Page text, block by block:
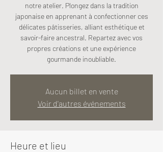
notre atelier. Plongez dans la tradition
japonaise en apprenant à confectionner ces
délicates pâtisseries, alliant esthétique et
savoir-faire ancestral. Repartez avec vos
propres créations et une expérience
gourmande inoubliable.
Aucun billet en vente
Voir d'autres événements
Heure et lieu